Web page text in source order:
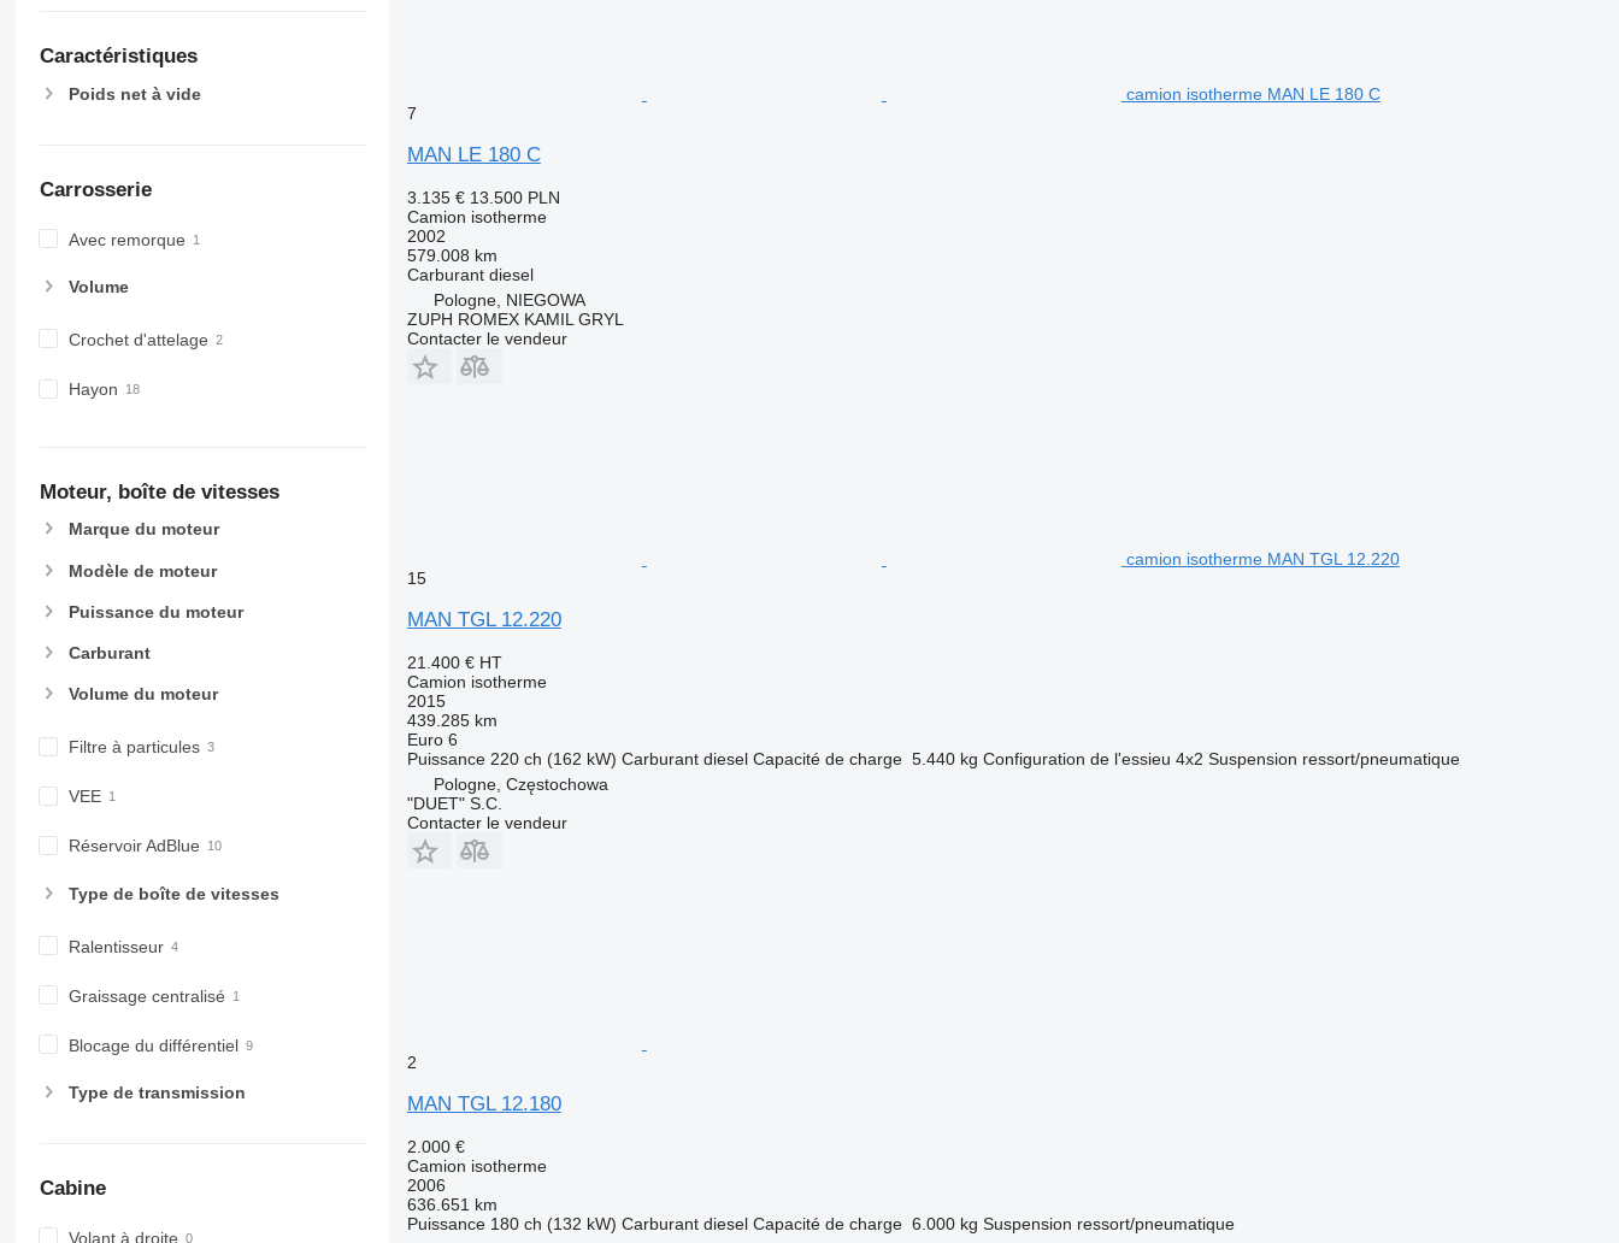
Caractéristiques
Poids net à vide
Carrosserie
Avec remorque
Volume
Crochet d'attelage
Hayon
Moteur, boîte de vitesses
Marque du moteur
Modèle de moteur
Puissance du moteur
Carburant
Volume du moteur
Filtre à particules
VEE
Réservoir AdBlue
Type de boîte de vitesses
Ralentisseur
Graissage centralisé
Blocage du différentiel
Type de transmission
Cabine
Volant à droite
camion isotherme MAN LE 180 C
7
MAN LE 180 C
3.135 € 13.500 PLN
Camion isotherme
2002
579.008 km
Carburant diesel
Pologne, NIEGOWA
ZUPH ROMEX KAMIL GRYL
Contacter le vendeur
camion isotherme MAN TGL 12.220
15
MAN TGL 12.220
21.400 € HT
Camion isotherme
2015
439.285 km
Euro 6
Puissance 220 ch (162 kW) Carburant diesel Capacité de charge 5.440 kg Configuration de l'essieu 4x2 Suspension ressort/pneumatique
Pologne, Częstochowa
"DUET" S.C.
Contacter le vendeur
2
MAN TGL 12.180
2.000 €
Camion isotherme
2006
636.651 km
Puissance 180 ch (132 kW) Carburant diesel Capacité de charge 6.000 kg Suspension ressort/pneumatique